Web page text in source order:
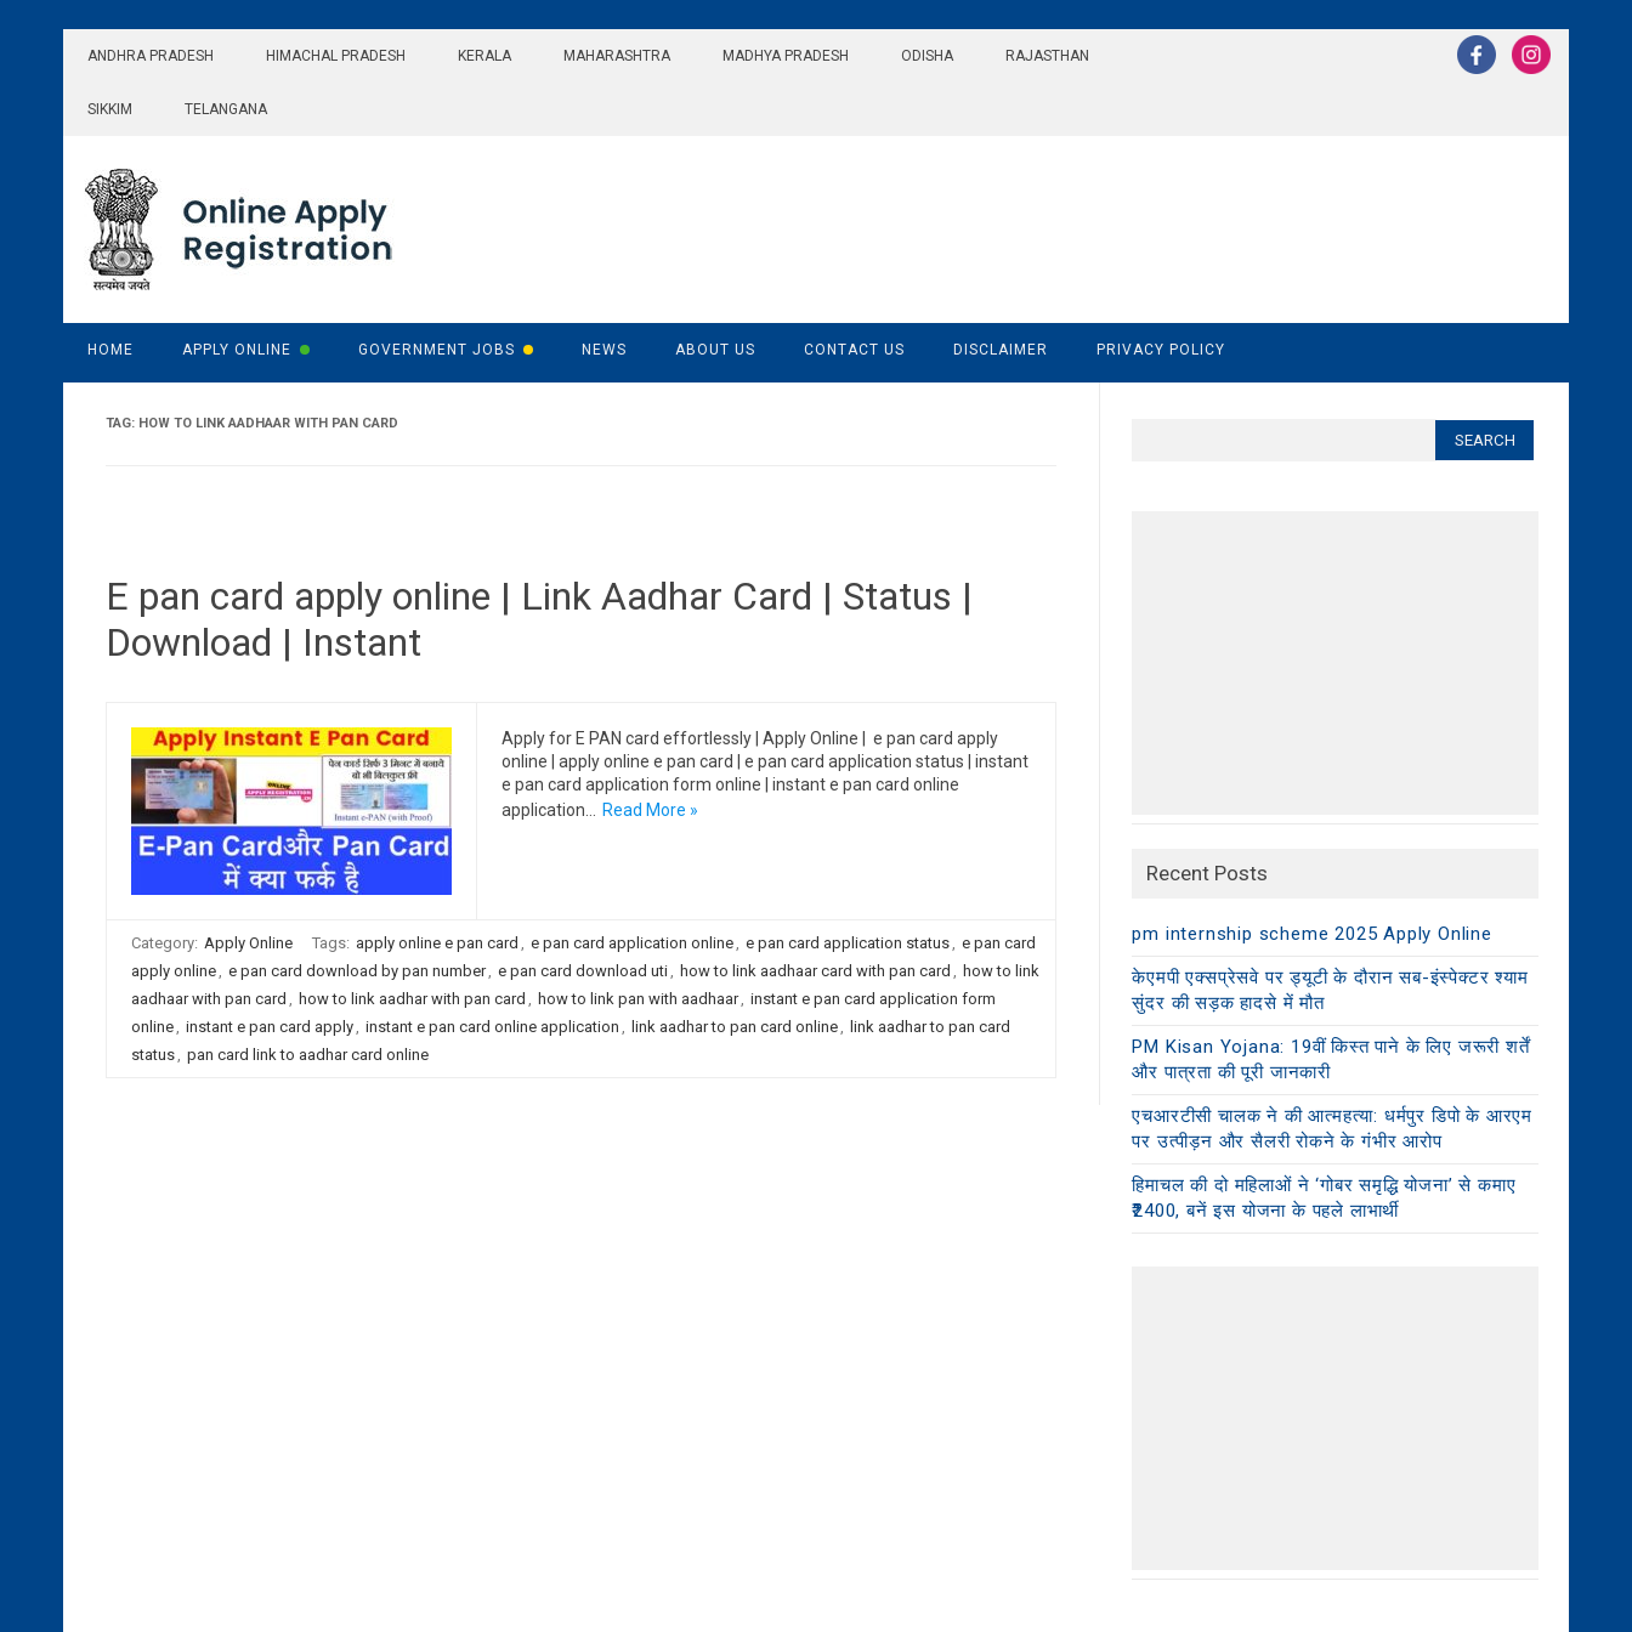
ANDHRA PRADESH HIMACHAL PRADESH KERALA MAHARASHTRA MADHYA PRADESH ODISHA RAJASTHAN
SIKKIM TELANGANA
HOME APPLY ONLINE GOVERNMENT JOBS NEWS ABOUT US CONTACT US DISCLAIMER PRIVACY POLICY
TAG: HOW TO LINK AADHAAR WITH PAN CARD
E pan card apply online | Link Aadhar Card | Status |
Download | Instant
Apply for E PAN card effortlessly | Apply Online | e pan card apply
online | apply online e pan card | e pan card application status | instant
e pan card application form online | instant e pan card online
application…
Read More »
Category: Apply Online Tags: apply online e pan card , e pan card application online, e pan card application status, e pan card
apply online, e pan card download by pan number, e pan card download uti, how to link aadhaar card with pan card , how to link
aadhaar with pan card , how to link aadhar with pan card , how to link pan with aadhaar, instant e pan card application form
online, instant e pan card apply, instant e pan card online application , link aadhar to pan card online, link aadhar to pan card
status, pan card link to aadhar card online
Recent Posts
pm internship scheme 2025 Apply Online
केएमपी एक्सप्रेसवे पर ड्यूटी के दौरान सब-इंस्पेक्टर श्याम
सुंदर की सड़क हादसे में मौत
PM Kisan Yojana: 19वीं किस्त पाने के लिए जरूरी शर्तें
और पात्रता की पूरी जानकारी
एचआरटीसी चालक ने की आत्महत्या: धर्मपुर डिपो के आरएम
पर उत्पीड़न और सैलरी रोकने के गंभीर आरोप
हिमाचल की दो महिलाओं ने ‘गोबर समृद्धि योजना’ से कमाए
₹2400, बनें इस योजना के पहले लाभार्थी